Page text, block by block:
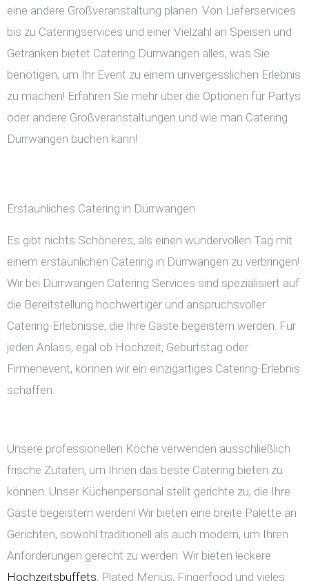
eine andere Großveranstaltung planen. Von Lieferservices
bis zu Cateringservices und einer Vielzahl an Speisen und
Getränken bietet Catering Dürrwangen alles, was Sie
benötigen, um Ihr Event zu einem unvergesslichen Erlebnis
zu machen! Erfahren Sie mehr über die Optionen für Partys
oder andere Großveranstaltungen und wie man Catering
Dürrwangen buchen kann!
Erstaunliches Catering in Dürrwangen
Es gibt nichts Schöneres, als einen wundervollen Tag mit
einem erstaunlichen Catering in Dürrwangen zu verbringen!
Wir bei Dürrwangen Catering Services sind spezialisiert auf
die Bereitstellung hochwertiger und anspruchsvoller
Catering-Erlebnisse, die Ihre Gäste begeistern werden. Für
jeden Anlass, egal ob Hochzeit, Geburtstag oder
Firmenevent, können wir ein einzigartiges Catering-Erlebnis
schaffen.
Unsere professionellen Köche verwenden ausschließlich
frische Zutaten, um Ihnen das beste Catering bieten zu
können. Unser Küchenpersonal stellt gerichte zu, die Ihre
Gäste begeistern werden! Wir bieten eine breite Palette an
Gerichten, sowohl traditionell als auch modern, um Ihren
Anforderungen gerecht zu werden. Wir bieten leckere
Hochzeitsbuffets, Plated Menüs, Fingerfood und vieles